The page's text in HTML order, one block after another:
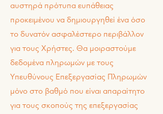
αυστηρά πρότυπα ευπάθειας
προκειμένου να δημιουργηθεί ένα όσο
το δυνατόν ασφαλέστερο περιβάλλον
για τους Χρήστες. Θα μοιραστούμε
δεδομένα πληρωμών με τους
Υπευθύνους Επεξεργασίας Πληρωμών
μόνο στο βαθμό που είναι απαραίτητο
για τους σκοπούς της επεξεργασίας